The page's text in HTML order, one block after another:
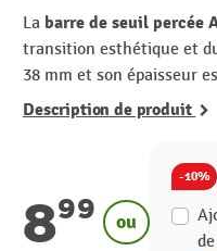
La barre de seuil percée
transition esthétique et
38 mm et son épaisseur
Description de produit
899 ou
-10%
de